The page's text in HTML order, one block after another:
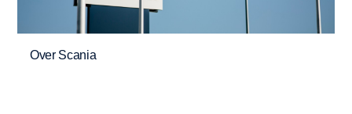
Over Scania